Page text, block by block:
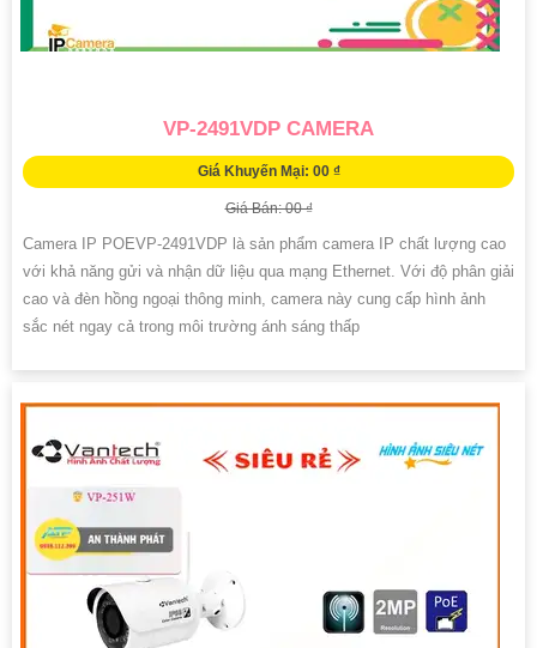
VP-2491VDP CAMERA
Giá Khuyến Mại: 00 ₫
Giá Bán: 00 ₫
Camera IP POEVP-2491VDP là sản phẩm camera IP chất lượng cao
với khả năng gửi và nhận dữ liệu qua mạng Ethernet. Với độ phân giải
cao và đèn hồng ngoại thông minh, camera này cung cấp hình ảnh
sắc nét ngay cả trong môi trường ánh sáng thấp